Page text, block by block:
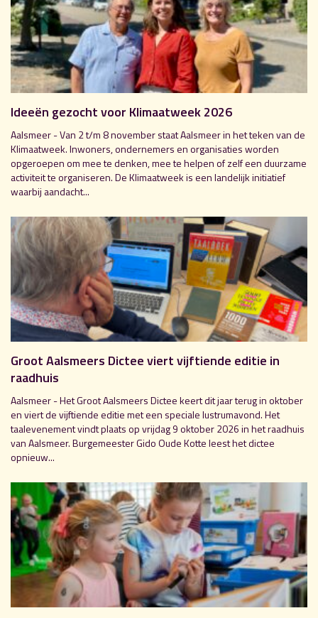
Ideeën gezocht voor Klimaatweek 2026
Aalsmeer - Van 2 t/m 8 november staat Aalsmeer in het teken van de
Klimaatweek. Inwoners, ondernemers en organisaties worden
opgeroepen om mee te denken, mee te helpen of zelf een duurzame
activiteit te organiseren. De Klimaatweek is een landelijk initiatief
waarbij aandacht...
Groot Aalsmeers Dictee viert vijftiende editie in
raadhuis
Aalsmeer - Het Groot Aalsmeers Dictee keert dit jaar terug in oktober
en viert de vijftiende editie met een speciale lustrumavond. Het
taalevenement vindt plaats op vrijdag 9 oktober 2026 in het raadhuis
van Aalsmeer. Burgemeester Gido Oude Kotte leest het dictee
opnieuw...